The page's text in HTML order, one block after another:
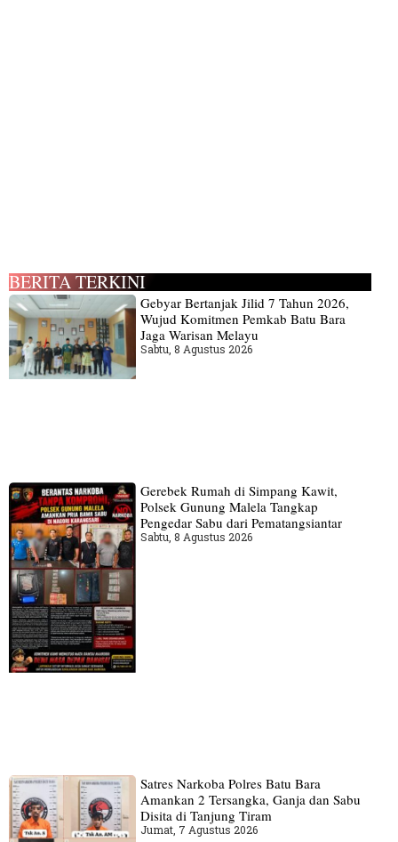
BERITA TERKINI
Gebyar Bertanjak Jilid 7 Tahun 2026,
Wujud Komitmen Pemkab Batu Bara
Jaga Warisan Melayu
Sabtu, 8 Agustus 2026
Gerebek Rumah di Simpang Kawit,
Polsek Gunung Malela Tangkap
Pengedar Sabu dari Pematangsiantar
Sabtu, 8 Agustus 2026
Satres Narkoba Polres Batu Bara
Amankan 2 Tersangka, Ganja dan Sabu
Disita di Tanjung Tiram
Jumat, 7 Agustus 2026